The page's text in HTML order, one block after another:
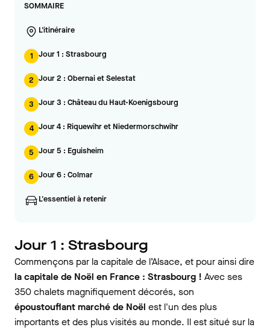
SOMMAIRE
L'itinéraire
1 Jour 1 : Strasbourg
2 Jour 2 : Obernai et Selestat
3 Jour 3 : Château du Haut-Koenigsbourg
4 Jour 4 : Riquewihr et Niedermorschwihr
5 Jour 5 : Eguisheim
6 Jour 6 : Colmar
L'essentiel à retenir
Jour 1 : Strasbourg
Commençons par la capitale de l’Alsace, et pour ainsi dire
la capitale de Noël en France : Strasbourg ! Avec ses
350 chalets magnifiquement décorés, son
époustouflant marché de Noël est l'un des plus
importants et des plus visités au monde. Il est situé sur la